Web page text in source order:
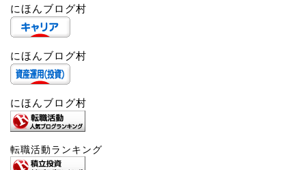
にほんブログ村
にほんブログ村
にほんブログ村
転職活動ランキング